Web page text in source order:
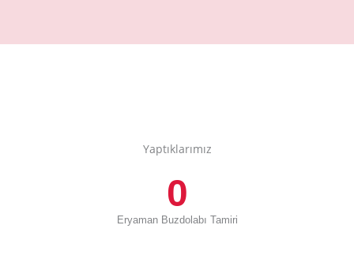
Yaptıklarımız
Eryaman Buzdolabı Tamiri
0